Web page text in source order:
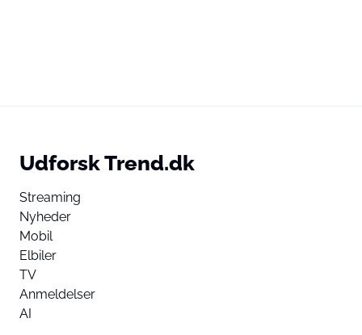
Udforsk Trend.dk
Streaming
Nyheder
Mobil
Elbiler
TV
Anmeldelser
AI